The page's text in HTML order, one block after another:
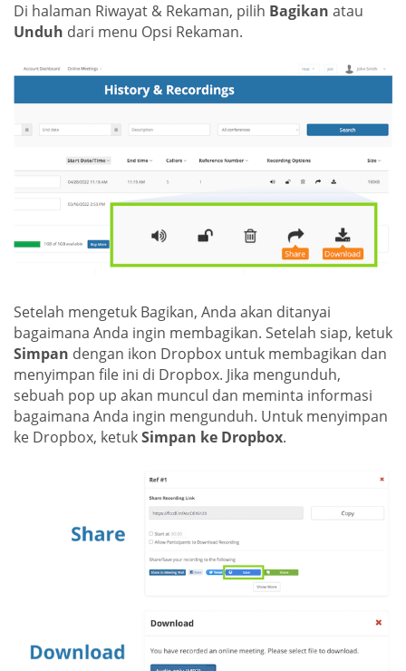
Di halaman Riwayat & Rekaman, pilih Bagikan atau
Unduh dari menu Opsi Rekaman.
Setelah mengetuk Bagikan, Anda akan ditanyai
bagaimana Anda ingin membagikan. Setelah siap, ketuk
Simpan dengan ikon Dropbox untuk membagikan dan
menyimpan file ini di Dropbox. Jika mengunduh,
sebuah pop up akan muncul dan meminta informasi
bagaimana Anda ingin mengunduh. Untuk menyimpan
ke Dropbox, ketukSimpan ke Dropbox.